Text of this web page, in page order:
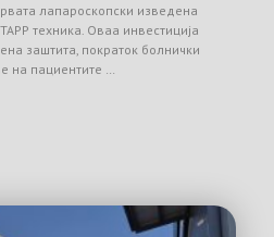
лапароскопски изведена
техника. Оваа инвестиција
заштита, пократок болнички
на пациентите …